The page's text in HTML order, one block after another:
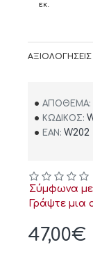
εκ.
ΑΞΙΟΛΟΓΉΣΕΙΣ
ΑΠΌΘΕΜΑ:
ΚΩΔΙΚΌΣ:
EAN: W202
Σύμφωνα με
Γράψτε μια
47,00€